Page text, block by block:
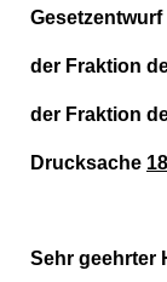
Gesetzentwurf
der Fraktion
der Fraktion
Drucksache
Sehr geehrter